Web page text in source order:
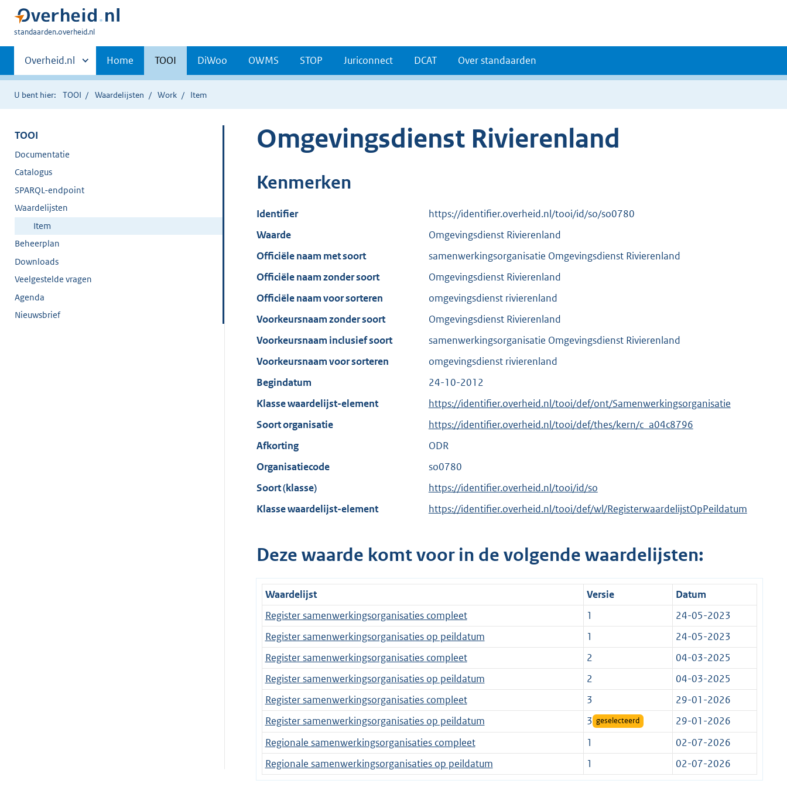
U
hier:
standaarden.overheid.nl
Primaire
navigatie
Andere
sites
binnen
Overheid.nl Home TOOI DiWoo OWMS STOP Juriconnect DCAT Over standaarden
U bent hier: TOOI Waardelijsten Work Item
TOOI
Documentatie
Catalogus
SPARQL-endpoint
Waardelijsten
Item
Beheerplan
Downloads
Veelgestelde vragen
Agenda
Nieuwsbrief
Omgevingsdienst Rivierenland
Kenmerken
Identifier
https://identifier.overheid.nl/tooi/id/so/so0780
Waarde
Omgevingsdienst Rivierenland
Officiële naam met soort
samenwerkingsorganisatie Omgevingsdienst Rivierenland
Officiële naam zonder soort
Omgevingsdienst Rivierenland
Officiële naam voor sorteren
omgevingsdienst rivierenland
Voorkeursnaam zonder soort
Omgevingsdienst Rivierenland
Voorkeursnaam inclusief soort
samenwerkingsorganisatie Omgevingsdienst Rivierenland
Voorkeursnaam voor sorteren
omgevingsdienst rivierenland
Begindatum
24-10-2012
Klasse waardelijst-element
https://identifier.overheid.nl/tooi/def/ont/Samenwerkingsorganisatie
Soort organisatie
https://identifier.overheid.nl/tooi/def/thes/kern/c_a04c8796
Afkorting
ODR
Organisatiecode
so0780
Soort (klasse)
https://identifier.overheid.nl/tooi/id/so
Klasse waardelijst-element
https://identifier.overheid.nl/tooi/def/wl/RegisterwaardelijstOpPeildatum
Deze waarde komt voor in de volgende waardelijsten:
Waardelijst Versie
Datum
Register samenwerkingsorganisaties compleet
1
24-05-2023
Register samenwerkingsorganisaties op peildatum
1
24-05-2023
Register samenwerkingsorganisaties compleet
2
04-03-2025
Register samenwerkingsorganisaties op peildatum
2
04-03-2025
Register samenwerkingsorganisaties compleet
3
29-01-2026
Register samenwerkingsorganisaties op peildatum
3 geselecteerd
29-01-2026
Regionale samenwerkingsorganisaties compleet
1
02-07-2026
Regionale samenwerkingsorganisaties op peildatum
1 02-07-2026